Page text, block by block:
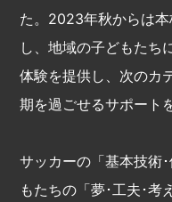
た。2023年秋からは
し、地域の子どもたち
体験を提供し、次のカ
期を過ごせるサポート
サッカーの「基本技術
もたちの「夢･工夫･考